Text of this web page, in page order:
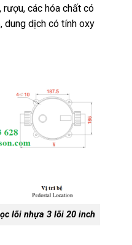
rượu, các hóa chất có
dung dịch có tính oxy
lõi nhựa 3 lõi 20 inch